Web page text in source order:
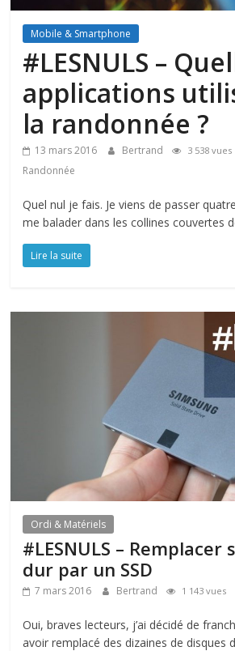
Mobile & Smartphone
#LESNULS –
applications
la randonnée ?
13 mars 2016 Bertrand 3 538 vues
Randonnée
Quel nul je fais. Je viens de passer
me balader dans les collines couvertes
Lire la suite
Ordi & Matériels
#LESNULS – Remplacer
dur par un SSD
7 mars 2016 Bertrand 1 143 vues
Oui, braves lecteurs, j’ai décidé de
avoir remplacé des dizaines de disques